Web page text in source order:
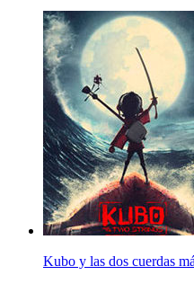
Kubo y las dos cuerdas